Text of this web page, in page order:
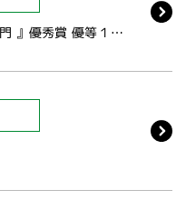
『 第50回沖縄県畜産共進会 枝肉部門 』優秀賞 優等１席受賞